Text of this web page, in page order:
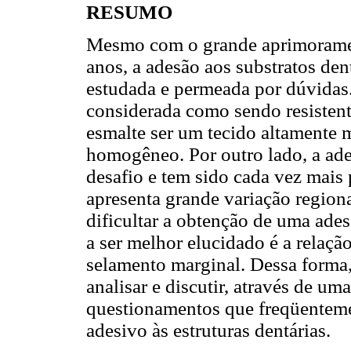
RESUMO
Mesmo com o grande
anos, a adesão aos substratos
estudada e permeada por
considerada como sendo
esmalte ser um tecido
homogêneo. Por outro lado, a
desafio e tem sido cada vez
apresenta grande variação
dificultar a obtenção de uma
a ser melhor elucidado é a
selamento marginal. Dessa
analisar e discutir, através de
questionamentos que
adesivo às estruturas dentárias.